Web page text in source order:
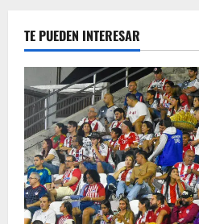
TE PUEDEN INTERESAR